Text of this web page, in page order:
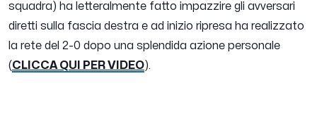
squadra) ha letteralmente fatto impazzire gli avversari
diretti sulla fascia destra e ad inizio ripresa ha realizzato
la rete del 2-0 dopo una splendida azione personale
(CLICCA QUI PER VIDEO).